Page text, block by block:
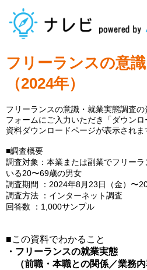
フリーランスの意
（2024年）
フリーランスの意識・就業実態調査の
フォームにご入力いただき「ダウン
資料ダウンロードページが表示されま
■調査概要
調査対象：本業または副業でフリー
いる20〜69歳の男女
調査期間 ：2024年8月23日（金）〜
調査方法 ：インターネット調査
回答数 ：1,000サンプル
■この資料でわかること
・フリーランスの就業実態
（前職・本職との関係／業務